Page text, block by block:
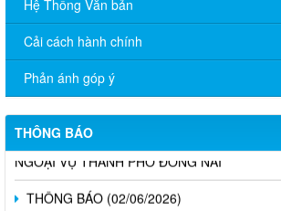
Hệ Thống Văn bản
Cải cách hành chính
Phản ánh góp ý
THÔNG BÁO
Sở Ngoại vụ thông báo tuyển dụng hợp
vụ công chức năm 2026
TÍCH CỰC HƯỞNG ỨNG CUỘC THI TRỰC
PHÁP LUẬT” NĂM 2026
CÔNG BỐ DANH MỤC THỦ TỤC HÀNH
CẤP, PHÂN QUYỀN THUỘC PHẠM VI QUẢN
NGOẠI VỤ THÀNH PHỐ ĐỒNG NAI
THÔNG BÁO (02/06/2026)